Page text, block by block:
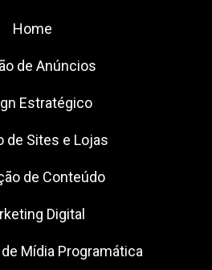
Home
de Anúncios
Estratégico
de Sites e Lojas
de Conteúdo
Digital
Mídia Programática